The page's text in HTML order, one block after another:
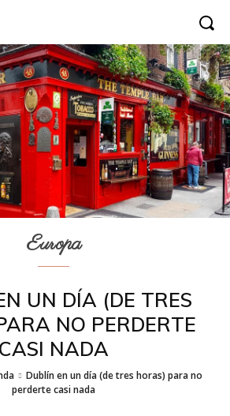
Europa
UN DÍA (DE TRES
NO PERDERTE
CASI NADA
Dublín en un día (de tres horas) para no
perderte casi nada